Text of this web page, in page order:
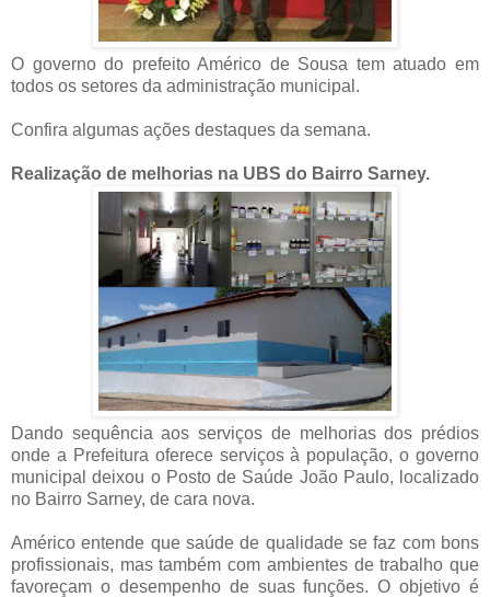
O governo do prefeito Américo de Sousa tem atuado em
todos os setores da administração municipal.
Confira algumas ações destaques da semana.
Realização de melhorias na UBS do Bairro Sarney.
Dando sequência aos serviços de melhorias dos prédios
onde a Prefeitura oferece serviços à população, o governo
municipal deixou o Posto de Saúde João Paulo, localizado
no Bairro Sarney, de cara nova.
Américo entende que saúde de qualidade se faz com bons
profissionais, mas também com ambientes de trabalho que
favoreçam o desempenho de suas funções. O objetivo é